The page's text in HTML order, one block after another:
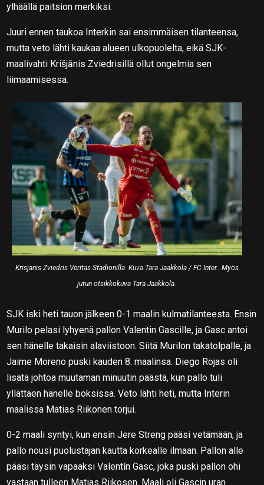
ylhäällä paitsion merkiksi.
Juuri ennen taukoa Interkin sai ensimmäisen tilanteensa,
mutta veto lähti kaukaa alueen ulkopuolelta, eikä SJK-
maalivahti Krišjānis Zviedrisillä ollut ongelmia sen
liimaamisessa.
Krisjanis Zviedris Veritas Stadionilla. Kuva Tara Jaakkola / FC Inter.. Myös
jutun otsikkokuva Tara Jaakkola.
SJK iski heti tauon jälkeen 0-1 maalin kulmatilanteesta. Ensin
Murilo pelasi lyhyenä pallon Valentin Gascille, ja Gasc antoi
sen hänelle takaisin alaviistoon. Siitä Murilon takatolpalle, ja
Jaime Moreno puski kauden 8. maalinsa. Diego Rojas oli
lisätä johtoa muutaman minuutin päästä, kun pallo tuli
yllättäen hänelle boksissa. Veto lähti heti, mutta Interin
maalissa Matias Riikonen torjui.
0-2 maali syntyi, kun ensin Jere Streng pääsi vetämään, ja
pallo nousi puolustajan kautta korkealle ilmaan. Pallon alle
pääsi täysin vapaaksi Valentín Gasc, joka puski pallon ohi
vastaan tulleen Matias Riikosen. Maali oli Gascin uran